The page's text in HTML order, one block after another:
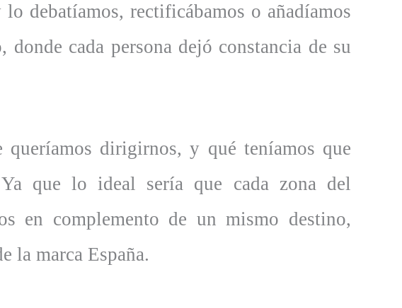
debatíamos, rectificábamos o añadíamos
cada persona dejó constancia de su
queríamos dirigirnos, y qué teníamos que
que lo ideal sería que cada zona del
en complemento de un mismo destino,
la marca España.